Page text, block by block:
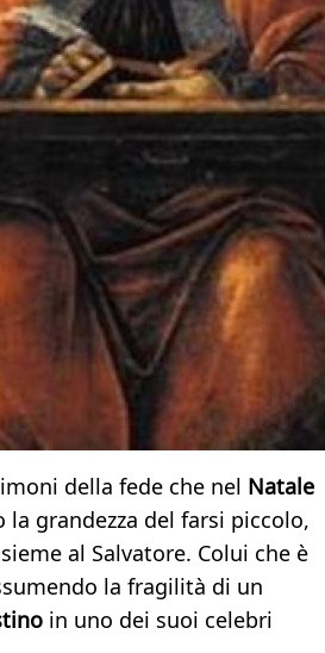
della fede che nel Natale
grandezza del farsi piccolo,
al Salvatore. Colui che è
la fragilità di un
in uno dei suoi celebri